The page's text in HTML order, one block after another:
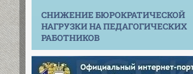
СНИЖЕНИЕ БЮРОКРАТИЧЕСКОЙ
НАГРУЗКИ НА ПЕДАГОГИЧЕСКИХ
РАБОТНИКОВ